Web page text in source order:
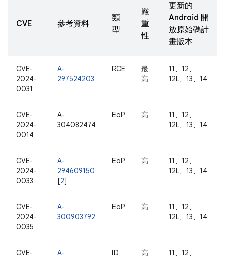
CVE 參考資料
類
型
嚴
重
性
更新的
Android 開
放原始碼計
畫版本
CVE-
2024-
0031
A-
297524203
RCE
最
高
11、12、
12L、13、14
CVE-
2024-
0014
A-
304082474
EoP 高
11、12、
12L、13、14
CVE-
2024-
0033
A-
294609150
[2]
EoP 高
11、12、
12L、13、14
CVE-
2024-
0035
A-
300903792
EoP 高
11、12、
12L、13、14
CVE-
A-
ID 高
11、12、